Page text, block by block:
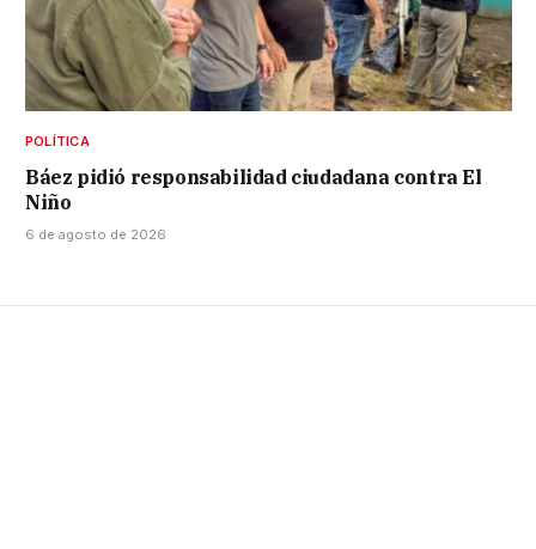
POLÍTICA
Báez pidió responsabilidad ciudadana contra El
Niño
6 de agosto de 2026